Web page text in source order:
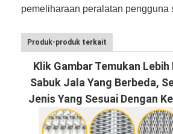
pemeliharaan peralatan pengguna
Produk-produk terkait
Klik Gambar Temukan
Sabuk Jala Yang Berbeda,
Jenis Yang Sesuai Dengan